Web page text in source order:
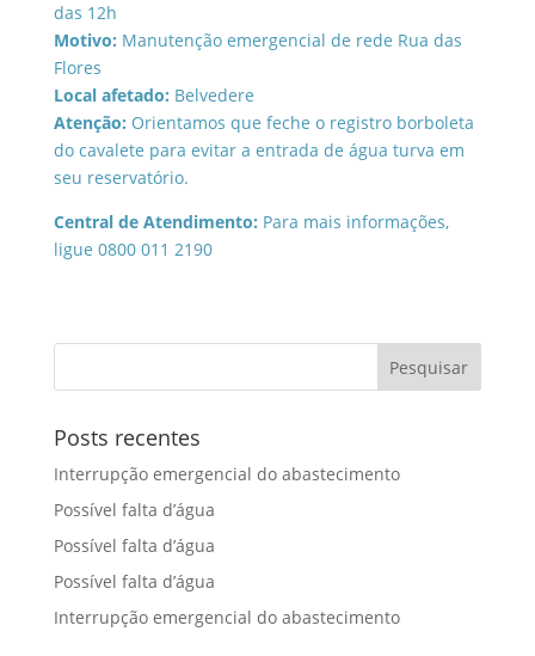
das 12h
Motivo: Manutenção emergencial de rede Rua das
Flores
Local afetado: Belvedere
Atenção: Orientamos que feche o registro borboleta
do cavalete para evitar a entrada de água turva em
seu reservatório.
Central de Atendimento: Para mais informações,
ligue 0800 011 2190
Posts recentes
Interrupção emergencial do abastecimento
Possível falta d’água
Possível falta d’água
Possível falta d’água
Interrupção emergencial do abastecimento